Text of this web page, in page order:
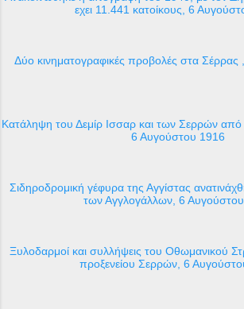
εχει 11.441 κατοίκους, 6
Δύο κινηματογραφικές προβολές στα
Κατάληψη του Δεμίρ Ισσαρ και των Σερρών
6 Αυγούστου 1916
Σιδηροδρομική γέφυρα της Αγγίστας
των Αγγλογάλλων, 6
Ξυλοδαρμοί και συλλήψεις του Οθωμανικού
προξενείου Σερρών, 6